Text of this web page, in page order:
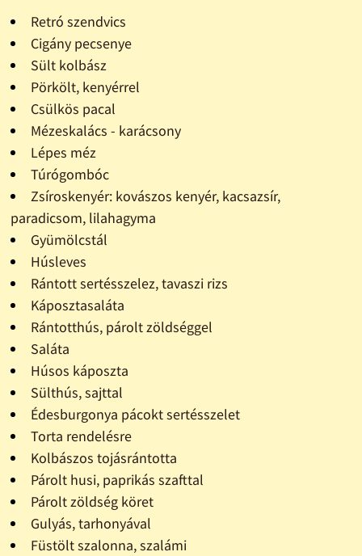
Retró szendvics
Cigány pecsenye
Sült kolbász
Pörkölt, kenyérrel
Csülkös pacal
Mézeskalács - karácsony
Lépes méz
Túrógombóc
Zsíroskenyér: kovászos kenyér, kacsazsír,
paradicsom, lilahagyma
Gyümölcstál
Húsleves
Rántott sertésszelez, tavaszi rizs
Káposztasaláta
Rántotthús, párolt zöldséggel
Saláta
Húsos káposzta
Sülthús, sajttal
Édesburgonya pácokt sertésszelet
Torta rendelésre
Kolbászos tojásrántotta
Párolt husi, paprikás szafttal
Párolt zöldség köret
Gulyás, tarhonyával
Füstölt szalonna, szalámi